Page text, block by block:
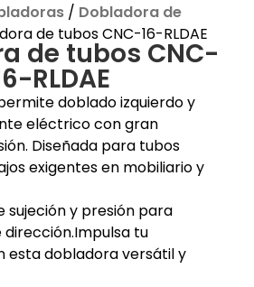
/ Dobladora de
de tubos CNC-16-RLDAE
de tubos CNC-
RLDAE
permite doblado izquierdo y
eléctrico con gran
Diseñada para tubos
exigentes en mobiliario y
sujeción y presión para
tu
esta dobladora versátil y